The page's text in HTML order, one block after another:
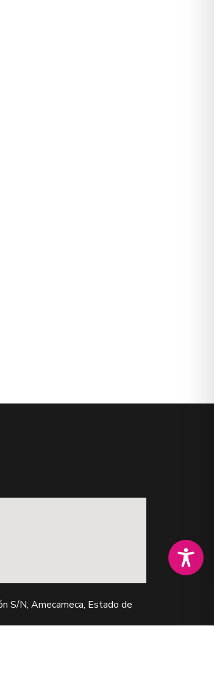
S/N, Amecameca, Estado de